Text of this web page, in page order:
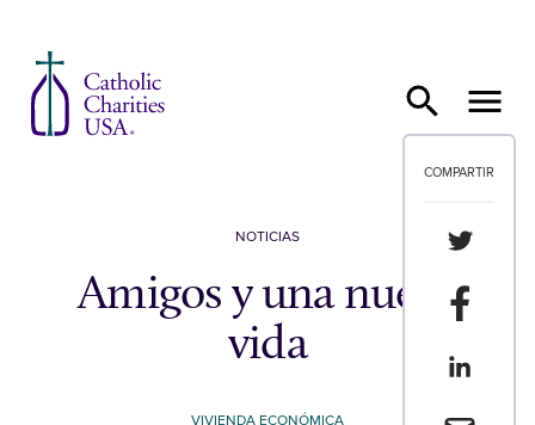
COMPARTIR
NOTICIAS
Amigos y una nueva
vida
VIVIENDA ECONÓMICA